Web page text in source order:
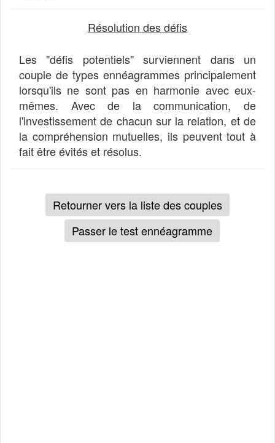
Résolution des défis
Les "défis potentiels" surviennent dans un
couple de types ennéagrammes principalement
lorsqu'ils ne sont pas en harmonie avec eux-
mêmes. Avec de la communication, de
l'investissement de chacun sur la relation, et de
la compréhension mutuelles, ils peuvent tout à
fait être évités et résolus.
Retourner vers la liste des couples
Passer le test ennéagramme